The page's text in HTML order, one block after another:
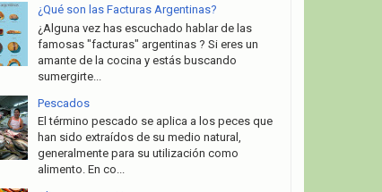
¿Qué son las Facturas Argentinas?
¿Alguna vez has escuchado hablar de las
famosas "facturas" argentinas ? Si eres un
amante de la cocina y estás buscando
sumergirte...
Pescados
El término pescado se aplica a los peces que
han sido extraídos de su medio natural,
generalmente para su utilización como
alimento. En co...